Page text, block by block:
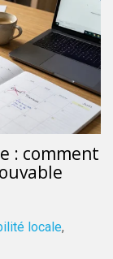
: comment
locale,